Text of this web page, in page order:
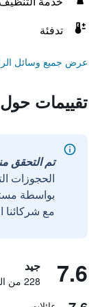
تدفئة
عرض جميع وسائل
تقييمات
تم التحقق منه
الحجوزات
مع شركائنا
7.6 جيد
228 من التقييمات تم التحقق منها